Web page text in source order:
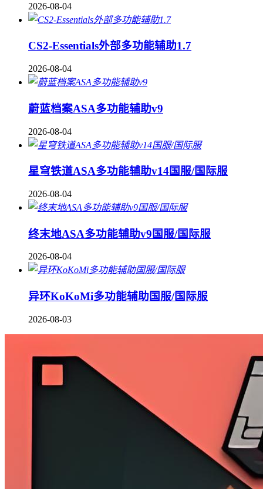
2026-08-04
CS2-Essentials外部多功能辅助1.7
2026-08-04
蔚蓝档案ASA多功能辅助v9
2026-08-04
星穹铁道ASA多功能辅助v14国服/国际服
2026-08-04
终末地ASA多功能辅助v9国服/国际服
2026-08-04
异环KoKoMi多功能辅助国服/国际服
2026-08-03